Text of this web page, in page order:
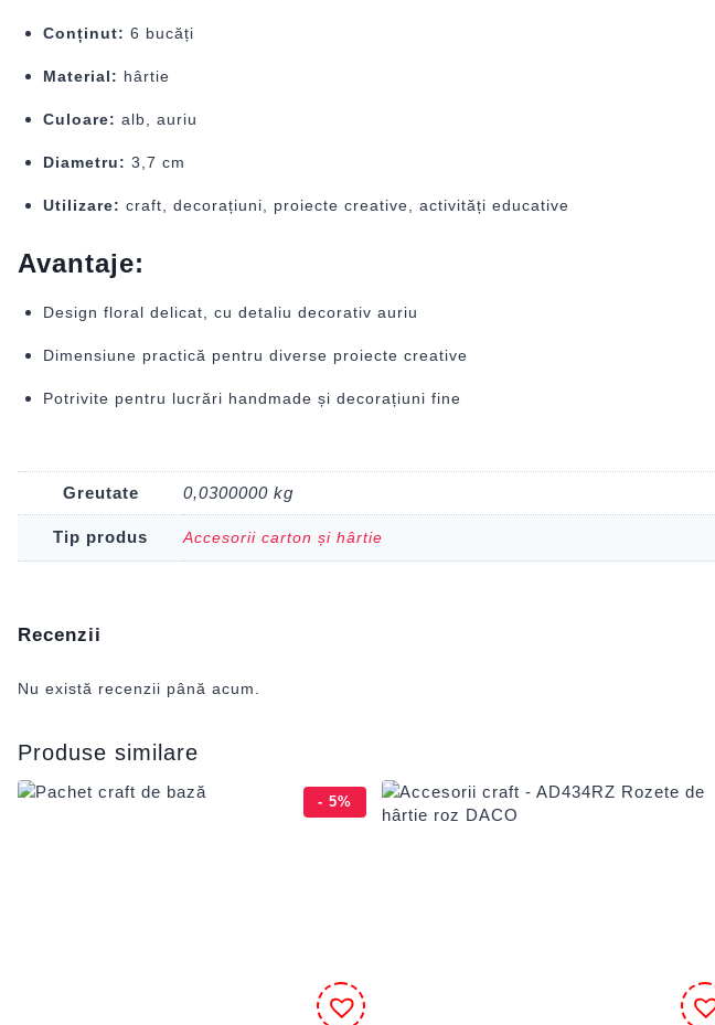
Conținut: 6 bucăți
Material: hârtie
Culoare: alb, auriu
Diametru: 3,7 cm
Utilizare: craft, decorațiuni, proiecte creative, activități educative
Avantaje:
Design floral delicat, cu detaliu decorativ auriu
Dimensiune practică pentru diverse proiecte creative
Potrivite pentru lucrări handmade și decorațiuni fine
Greutate 0,0300000 kg
Tip produs Accesorii carton și hârtie
Recenzii
Nu există recenzii până acum.
Produse similare
- 5%